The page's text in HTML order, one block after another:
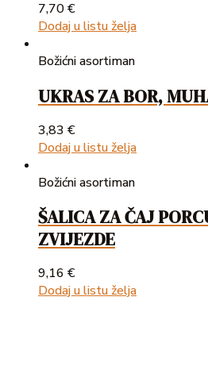
7,70€
Dodaj u listu želja
Božićni asortiman
UKRAS ZA BOR,
3,83 €
Dodaj u listu želja
Božićni asortiman
ŠALICA ZA ČAJ
ZVIJEZDE
9,16 €
Dodaj u listu želja